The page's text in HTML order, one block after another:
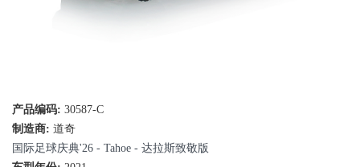
产品编码: 30587-C
制造商: 道奇
国际足球庆典'26 - Tahoe - 达拉斯致敬版